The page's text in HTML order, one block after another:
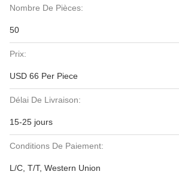
Nombre De Pièces:
50
Prix:
USD 66 Per Piece
Délai De Livraison:
15-25 jours
Conditions De Paiement:
L/C, T/T, Western Union